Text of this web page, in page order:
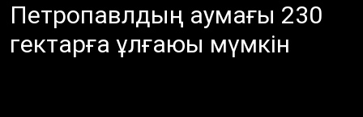
Петропавлдың аумағы 230
гектарға ұлғаюы мүмкін